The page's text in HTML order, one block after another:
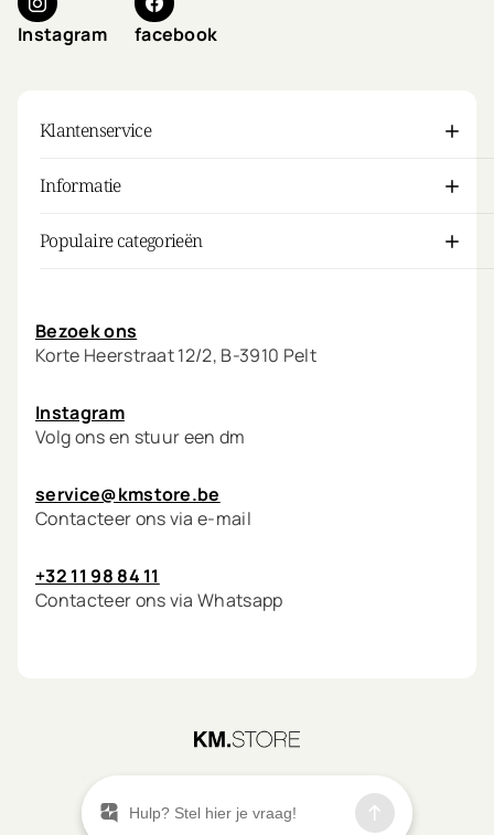
Instagram facebook
Klantenservice
Informatie
Populaire categorieën
Bezoek ons
Korte Heerstraat 12/2, B-3910 Pelt
Instagram
Volg ons en stuur een dm
service@kmstore.be
Contacteer ons via e-mail
+32 11 98 84 11
Contacteer ons via Whatsapp